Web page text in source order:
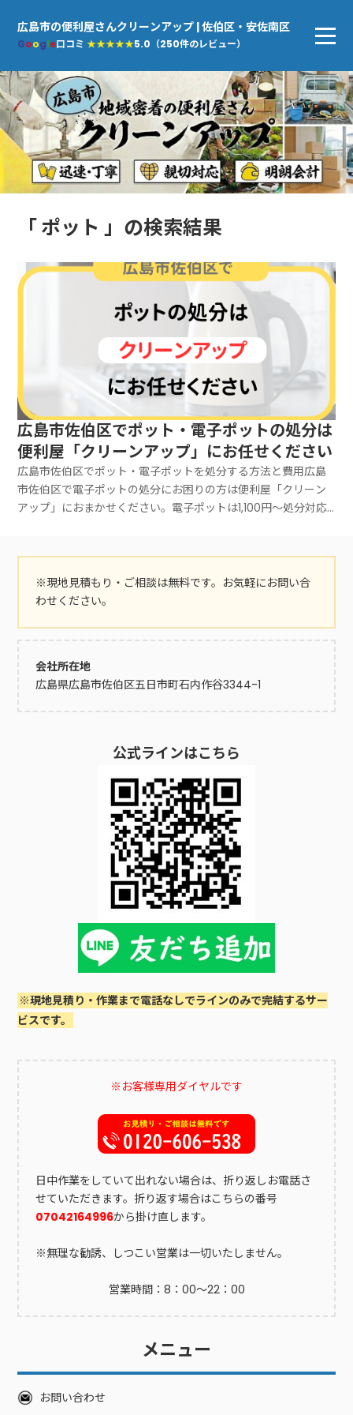
広島市の便利屋さんクリーンアップ | 佐伯区・安佐南区
Google口コミ★★★★★5.0（250件のレビュー）
「 ポット 」の検索結果
広島市佐伯区でポット・電子ポットの処分は
便利屋「クリーンアップ」にお任せください
広島市佐伯区でポット・電子ポットを処分する方法と費用広島
市佐伯区で電子ポットの処分にお困りの方は便利屋「クリーン
アップ」におまかせください。電子ポットは1,100円～処分対応
みとして処分できます。少量であれば手軽に処分できますが、
大量にある場合は大変です。広島市佐伯区でポット・電子ポッ
トを処分する方法を以下に示しています。処分方法費用の目安
合は大変家電量販店に下取りを依頼する0円～（プラスになる場
合あり）○ 簡単買取業者を利用する0円～（プラスになる場合
あり）△ 手間がかかる個人売買もしくは必要な人に譲る0円～
（プラスになる場合あり）× 大変便利屋「クリーンアップ」
金は異なります。お困りごとのある方は、お気軽にご連絡くだ
さい。ポット・電子ポットの処分を業者に依頼したい方は広島
市佐伯区密着の便利屋クリーンアップにお任せくださいポッ
ト・電子ポットの処分は1,100円～にて承ります。ポット・電子
ポットの処分はサイズや数量により処分料金が異なります。ご
相談、アドバイス、現地調査、お見積もりは全て無料でござい
ます。お気軽にお問い合わせください。広島市佐伯区で自治体
サービスにて処分するポット・電子ポットは広島市佐伯区の自
治体サービスにて処分でき、不燃ごみ扱いで無料で処分できま
す。ただし、一度に大量に出すのは労力がかかりますし、量が
多いと自治体では一度に対応できないケースもあります。大量
にある場合は処分できるかあらかじめ確認が必要です。なお、
指定の集積所までは自分で運ばなくてはならないので、大量に
に入るものは使用済小型家電として処分縦15cm×横30cm×奥行
40cm以下でボックスに入るものは使用済小型家電としても処
区海老園二丁目5番28号時間平日8時30分～17時15分屋内に設置
してあるので、時間に制限があります。個人情報などは必ず消
去して入れましょう。家電量販店に下取りを依頼する新しい電
子ポットを購入する場合は、家電量販店に下取りを依頼できる
こともあります。とくに大手メーカーの電子ポットは、下取り
サービスの対象となることが多いです。下取りの対象外であっ
ても、サービスで無料回収してもらえることもあります。通
常、新たな電子ポット購入することが条件となっているので、
サービスを利用できない場合は、その他の処分方法を検討しま
しょう。不用品回収業者に処分を依頼する電子ポットは不用品
回収業者に処分を依頼することもできます。大量のものを処分
する場合や、その他不要品がある場合に便利です。ただし、不
用品回収業者の利用はコストがかかるので、少量の場合は利用
に抵抗を感じるケースもあります。予算や状況を考慮して選択
ットを処分する場合は、買取業者を利用することもできます。
電子ポットは自家用車で店舗に持ち込めるので売却処分しやす
いのもポイントです。インターネットを介するよりも、店舗で
直接やり取りする方が送料や梱包などの手間がかかりません。
※現地見積もり・ご相談は無料です。お気軽にお問い合
わせください。
会社所在地
広島県広島市佐伯区五日市町石内作谷3344-1
公式ラインはこちら
※現地見積り・作業まで電話なしでラインのみで完結するサー
ビスです。
※お客様専用ダイヤルです
日中作業をしていて出れない場合は、折り返しお電話さ
せていただきます。折り返す場合はこちらの番号
07042164996から掛け直します。
※無理な勧誘、しつこい営業は一切いたしません。
営業時間：8：00～22：00
メニュー
お問い合わせ